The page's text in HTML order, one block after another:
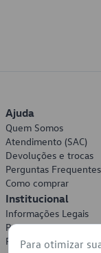
Ajuda
Quem Somos
Atendimento (SAC)
Devoluções e trocas
Perguntas Frequentes
Como comprar
Institucional
Informações Legais
Política de Privacidade
Política de Cookies
Para otimizar